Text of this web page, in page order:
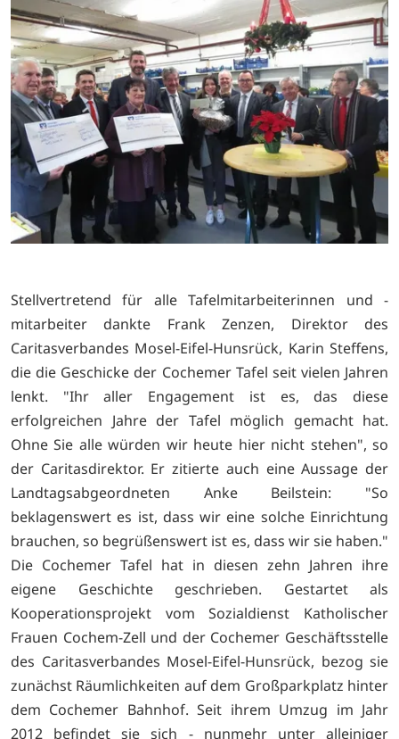
Stellvertretend für alle Tafelmitarbeiterinnen und -
mitarbeiter dankte Frank Zenzen, Direktor des
Caritasverbandes Mosel-Eifel-Hunsrück, Karin Steffens,
die die Geschicke der Cochemer Tafel seit vielen Jahren
lenkt. "Ihr aller Engagement ist es, das diese
erfolgreichen Jahre der Tafel möglich gemacht hat.
Ohne Sie alle würden wir heute hier nicht stehen", so
der Caritasdirektor. Er zitierte auch eine Aussage der
Landtagsabgeordneten Anke Beilstein: "So
beklagenswert es ist, dass wir eine solche Einrichtung
brauchen, so begrüßenswert ist es, dass wir sie haben."
Die Cochemer Tafel hat in diesen zehn Jahren ihre
eigene Geschichte geschrieben. Gestartet als
Kooperationsprojekt vom Sozialdienst Katholischer
Frauen Cochem-Zell und der Cochemer Geschäftsstelle
des Caritasverbandes Mosel-Eifel-Hunsrück, bezog sie
zunächst Räumlichkeiten auf dem Großparkplatz hinter
dem Cochemer Bahnhof. Seit ihrem Umzug im Jahr
2012 befindet sie sich - nunmehr unter alleiniger